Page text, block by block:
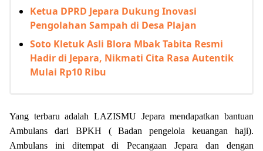
Ketua DPRD Jepara Dukung Inovasi
Pengolahan Sampah di Desa Plajan
Soto Kletuk Asli Blora Mbak Tabita Resmi
Hadir di Jepara, Nikmati Cita Rasa Autentik
Mulai Rp10 Ribu
Yang terbaru adalah LAZISMU Jepara mendapatkan bantuan
Ambulans dari BPKH ( Badan pengelola keuangan haji).
Ambulans ini ditempat di Pecangaan Jepara dan dengan